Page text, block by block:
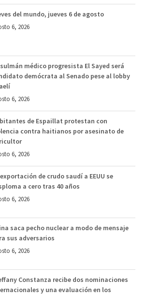
del mundo, jueves 6 de agosto
6, 2026
médico progresista El Sayed será
demócrata al Senado pese al lobby
6, 2026
de Espaillat protestan con
contra haitianos por asesinato de
6, 2026
de crudo saudí a EEUU se
a cero tras 40 años
6, 2026
saca pecho nuclear a modo de mensaje
sus adversarios
6, 2026
Constanza recibe dos nominaciones
y una evaluación en los